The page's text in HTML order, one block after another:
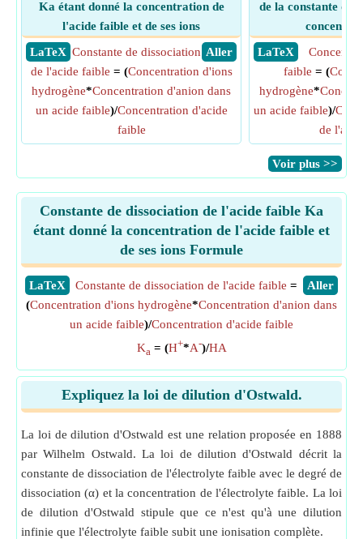
Ka étant donné la concentration de
l'acide faible et de ses ions
​ LaTeX
​ Aller
Constante de dissociation
de l'acide faible = (Concentration d'ions
hydrogène*Concentration d'anion dans
un acide faible)/Concentration d'acide
faible
de la constante de
​ LaTeX
faible = (
hydrogène*
un acide faible)/
de
​Voir plus >>
Constante de dissociation de l'acide faible Ka
étant donné la concentration de l'acide faible et
de ses ions Formule
​LaTeX ​Aller
Constante de dissociation de l'acide faible =
(Concentration d'ions hydrogène*Concentration d'anion dans
un acide faible)/Concentration d'acide faible
Ka = (H+*A-)/HA
Expliquez la loi de dilution d'Ostwald.
La loi de dilution d'Ostwald est une relation proposée en 1888
par Wilhelm Ostwald. La loi de dilution d'Ostwald décrit la
constante de dissociation de l'électrolyte faible avec le degré de
dissociation (α) et la concentration de l'électrolyte faible. La loi
de dilution d'Ostwald stipule que ce n'est qu'à une dilution
infinie que l'électrolyte faible subit une ionisation complète.